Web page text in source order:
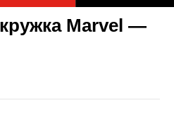
Marvel —